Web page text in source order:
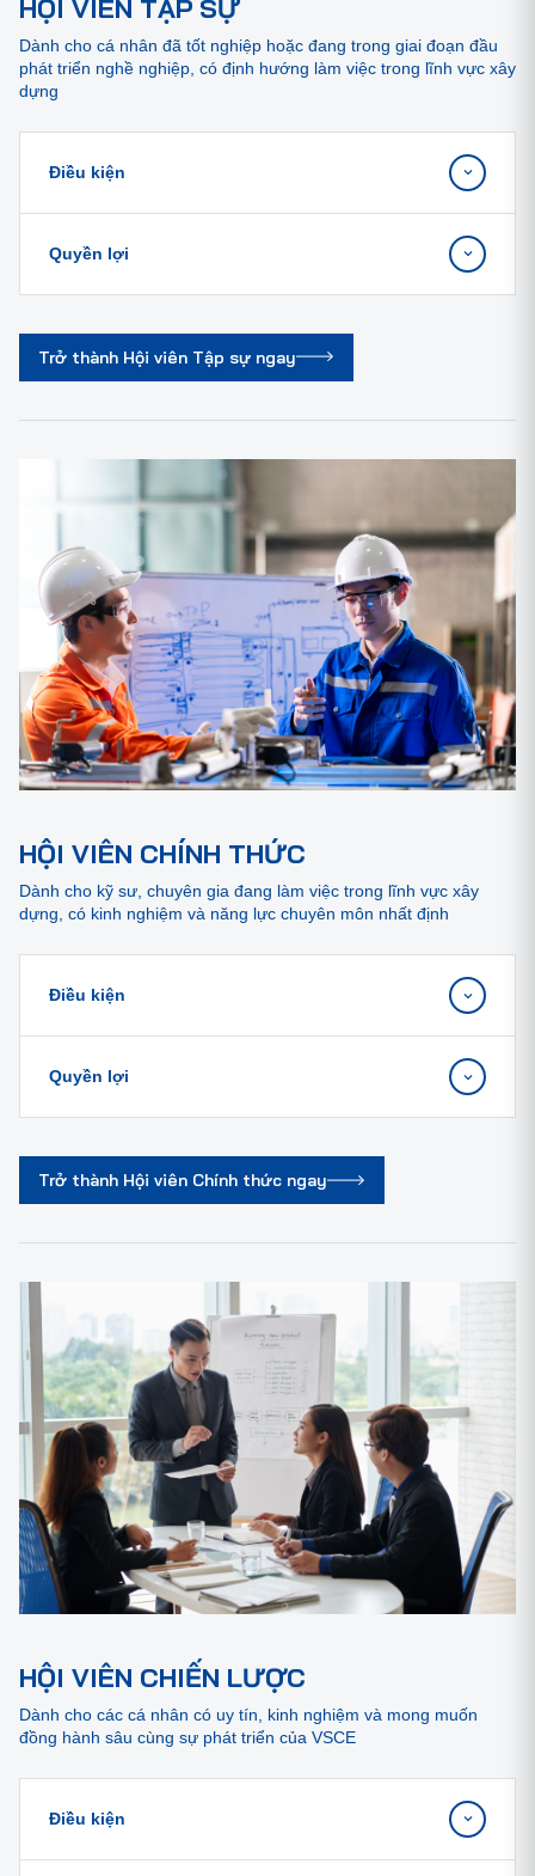
HỘI VIÊN TẬP SỰ
Dành cho cá nhân đã tốt nghiệp hoặc đang trong giai đoạn đầu
phát triển nghề nghiệp, có định hướng làm việc trong lĩnh vực xây
dựng
Điều kiện
Quyền lợi
Trở thành Hội viên Tập sự ngay
HỘI VIÊN CHÍNH THỨC
Dành cho kỹ sư, chuyên gia đang làm việc trong lĩnh vực xây
dựng, có kinh nghiệm và năng lực chuyên môn nhất định
Điều kiện
Quyền lợi
Trở thành Hội viên Chính thức ngay
HỘI VIÊN CHIẾN LƯỢC
Dành cho các cá nhân có uy tín, kinh nghiệm và mong muốn
đồng hành sâu cùng sự phát triển của VSCE
Điều kiện